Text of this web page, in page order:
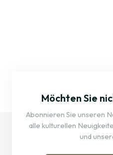
Möchten Sie
Abonnieren Sie unseren
alle kulturellen
und